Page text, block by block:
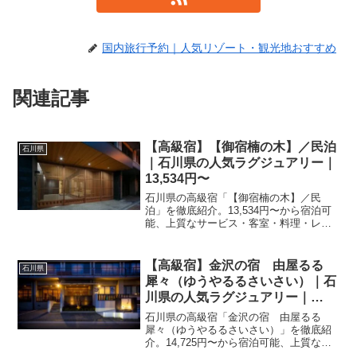
国内旅行予約｜人気リゾート・観光地おすすめ
関連記事
石川県
【高級宿】【御宿楠の木】／民泊
｜石川県の人気ラグジュアリー｜
13,534円〜
石川県の高級宿「【御宿楠の木】／民
泊」を徹底紹介。13,534円〜から宿泊可
能、上質なサービス・客室・料理・レビ
石川県
【高級宿】金沢の宿 由屋るる
犀々（ゆうやるるさいさい）｜石
川県の人気ラグジュアリー｜
14,725円〜
石川県の高級宿「金沢の宿 由屋るる
犀々（ゆうやるるさいさい）」を徹底紹
介。14,725円〜から宿泊可能、上質なサ